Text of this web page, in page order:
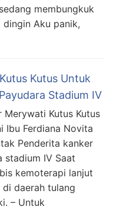
membungkuk
Aku panik,
Kutus Untuk
Stadium IV
Merywati Kutus Kutus
Ibu Ferdiana Novita
Penderita kanker
stadium IV Saat
kemoterapi lanjut
di daerah tulang
– Untuk